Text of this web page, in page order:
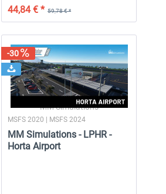
59,78 € *
44,84 € *
-30
MM Simulations
MSFS 2020 | MSFS 2024
MM Simulations - LPHR -
Horta Airport